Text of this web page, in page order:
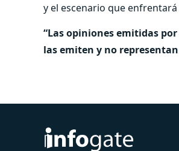
y el escenario que
“Las opiniones emitidas
las emiten y no